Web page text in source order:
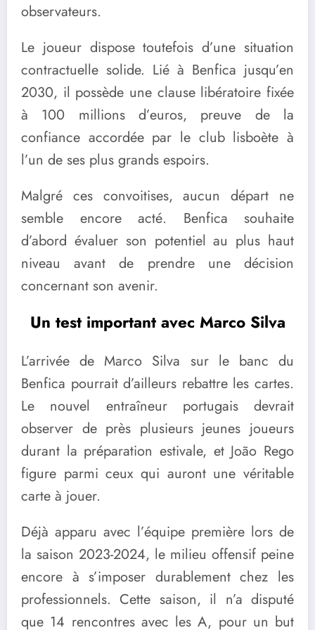
observateurs.
Le joueur dispose toutefois d’une situation
contractuelle solide. Lié à Benfica jusqu’en
2030, il possède une clause libératoire fixée
à 100 millions d’euros, preuve de la
confiance accordée par le club lisboète à
l’un de ses plus grands espoirs.
Malgré ces convoitises, aucun départ ne
semble encore acté. Benfica souhaite
d’abord évaluer son potentiel au plus haut
niveau avant de prendre une décision
concernant son avenir.
Un test important avec Marco Silva
L’arrivée de Marco Silva sur le banc du
Benfica pourrait d’ailleurs rebattre les cartes.
Le nouvel entraîneur portugais devrait
observer de près plusieurs jeunes joueurs
durant la préparation estivale, et João Rego
figure parmi ceux qui auront une véritable
carte à jouer.
Déjà apparu avec l’équipe première lors de
la saison 2023-2024, le milieu offensif peine
encore à s’imposer durablement chez les
professionnels. Cette saison, il n’a disputé
que 14 rencontres avec les A, pour un but